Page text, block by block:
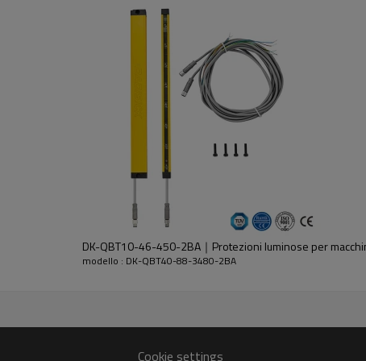
dell'emettitore e del ricevitore.
DK-QBT10-46-450-2BA｜Protezioni luminose per
modello : DK-QBT40-88-3480-2BA
Cookie settings